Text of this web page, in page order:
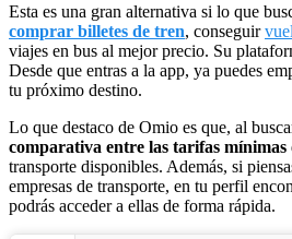
Esta es una gran alternativa si lo que
comprar billetes de tren, conseguir
viajes en bus al mejor precio. Su
Desde que entras a la app, ya puedes
tu próximo destino.
Lo que destaco de Omio es que, al
comparativa entre las tarifas mínimas
transporte disponibles. Además, si
empresas de transporte, en tu perfil
podrás acceder a ellas de forma rápida.